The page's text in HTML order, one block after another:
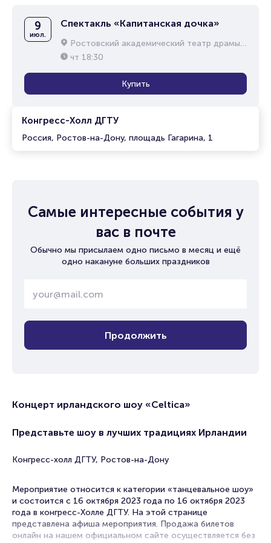
Конгресс-Холл ДГТУ
Россия, Ростов-на-Дону, площадь Гагарина, 1
9
июл.
Спектакль «Капитанская дочка»
Ростовский академический театр драмы им. М.Горького
чт 18:30
Купить
Самые интересные события у
вас в почте
Обычно мы присылаем одно письмо в месяц и ещё
одно накануне больших праздников
Продолжить
Концерт ирландского шоу «Celtica»
Представьте шоу в лучших традициях Ирландии
Конгресс-холл ДГТУ, Ростов-на-Дону
Мероприятие относится к категории «танцевальное шоу»
и состоится с 16 октября 2023 года по 16 октября 2023
года в конгресс-Холле ДГТУ. На этой странице
представлена афиша мероприятия. Продажа билетов
онлайн на нашем официальном сайте осуществляется без